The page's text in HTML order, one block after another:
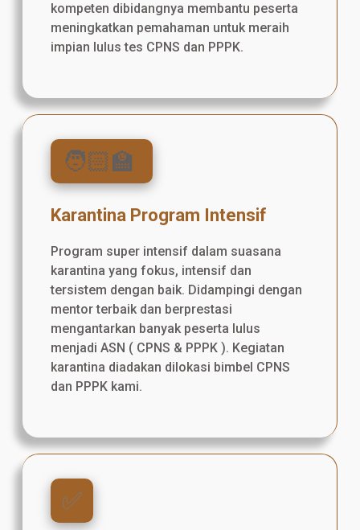
kompeten dibidangnya membantu peserta
meningkatkan pemahaman untuk meraih
impian lulus tes CPNS dan PPPK.
🧑🏻‍🏫
Karantina Program Intensif
Program super intensif dalam suasana
karantina yang fokus, intensif dan
tersistem dengan baik. Didampingi dengan
mentor terbaik dan berprestasi
mengantarkan banyak peserta lulus
menjadi ASN ( CPNS & PPPK ). Kegiatan
karantina diadakan dilokasi bimbel CPNS
dan PPPK kami.
✅️